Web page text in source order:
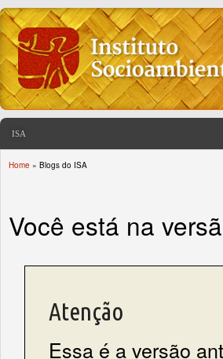
ISA
Home » Blogs do ISA
Você está na
Atenção
Essa é a versão